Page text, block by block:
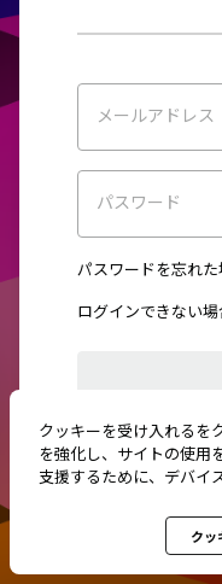
メールアドレス
パスワード
パスワードを忘れ
ログインできない
初めて
クッキーを受け入れるを
を強化し、サイトの使用
支援するために、デバイ
クッ